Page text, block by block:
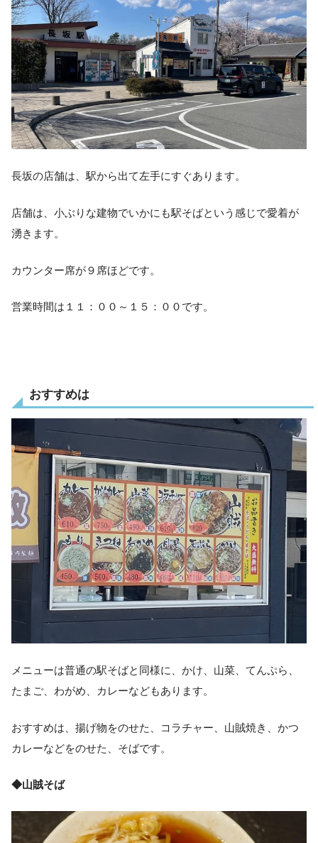
長坂の店舗は、駅から出て左手にすぐあります。
店舗は、小ぶりな建物でいかにも駅そばという感じで愛着が
湧きます。
カウンター席が９席ほどです。
営業時間は１１：００～１５：００です。
おすすめは
メニューは普通の駅そばと同様に、かけ、山菜、てんぷら、
たまご、わがめ、カレーなどもあります。
おすすめは、揚げ物をのせた、コラチャー、山賊焼き、かつ
カレーなどをのせた、そばです。
◆山賊そば